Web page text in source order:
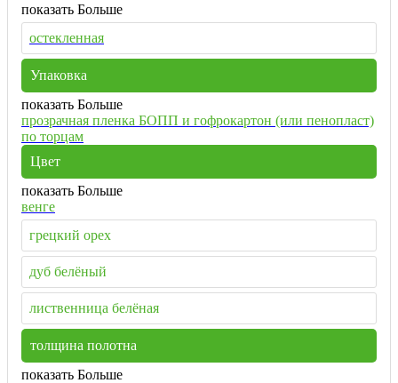
показать Больше
остекленная
Упаковка
показать Больше
прозрачная пленка БОПП и гофрокартон (или пенопласт)
по торцам
Цвет
показать Больше
венге
грецкий орех
дуб белёный
лиственница белёная
толщина полотна
показать Больше